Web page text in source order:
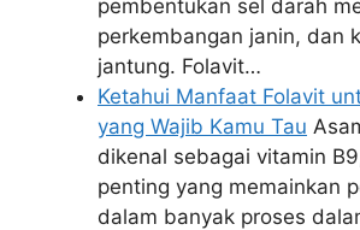
pembentukan sel darah
perkembangan janin, dan
jantung. Folavit…
Ketahui Manfaat Folavit
yang Wajib Kamu Tau
dikenal sebagai vitamin
penting yang memainkan
dalam banyak proses